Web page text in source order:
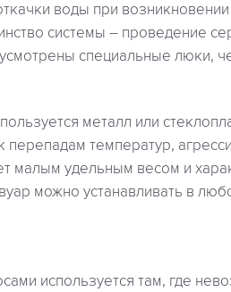
воды при возникновении
системы – проведение
специальные люки,
металл или
температур,
малым удельным весом и
можно устанавливать в
используется там, где